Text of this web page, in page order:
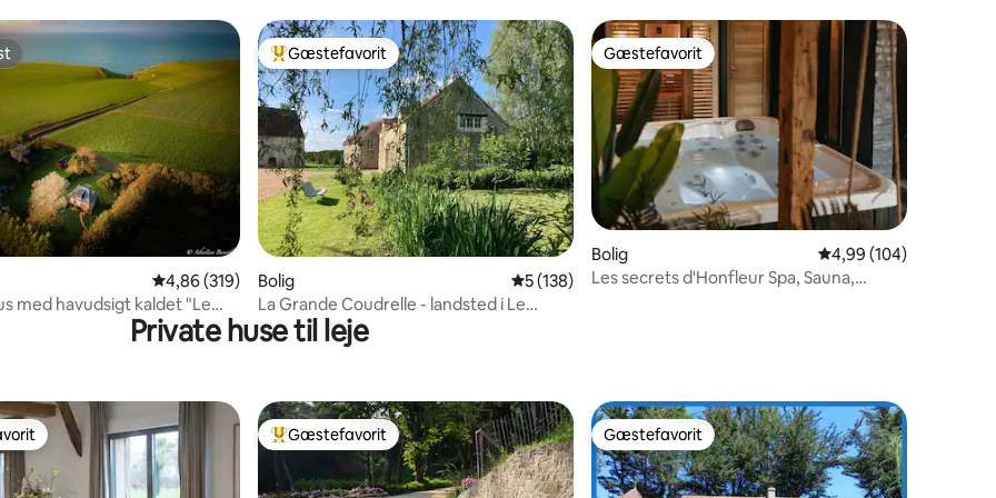
bedømmelse, 110 omtaler4,86 ud af 5 i gennemsnitlig bedømmelse, 319 omtaler
4,86 (319)
med havudsigt kaldet "Le
Bedste gæstefavorit
Gæstefavorit
Bolig 5 ud af 5 i gennemsnitlig bedømmelse, 138 omtaler
5 (138)
La Grande Coudrelle - landsted i Le
Perche
Gæstefavorit
Gæstefavorit
Bolig 4,99 ud af 5 i
4,99 (104)
Les secrets d'Honfleur Spa, Sauna,
Private huse til leje
Bedste gæstefavorit
Gæstefavorit Gæstefavorit
Gæstefavorit